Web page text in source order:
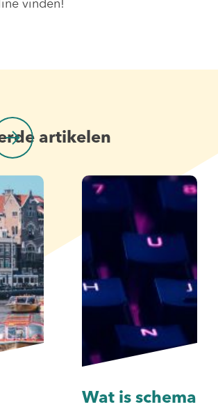
vinden!
artikelen
Wat is schema